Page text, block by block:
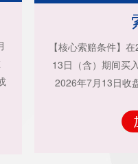
【核心索赔条件】
13日（含）期间买
2026年7月13日收